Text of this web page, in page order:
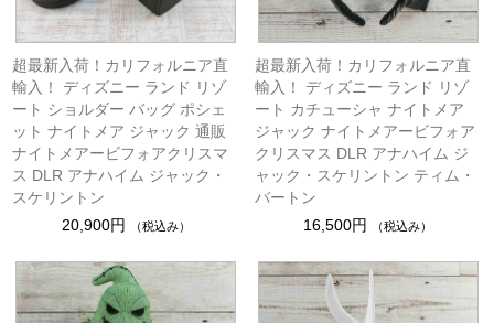
超最新入荷！カリフォルニア直
輸入！ ディズニー ランド リゾ
ート ショルダー バッグ ポシェ
ット ナイトメア ジャック 通販
ナイトメアービフォアクリスマ
ス DLR アナハイム ジャック・
スケリントン
20,900円
（税込み）
超最新入荷！カリフォルニア直
輸入！ ディズニー ランド リゾ
ート カチューシャ ナイトメア
ジャック ナイトメアービフォア
クリスマス DLR アナハイム ジ
ャック・スケリントン ティム・
バートン
16,500円
（税込み）